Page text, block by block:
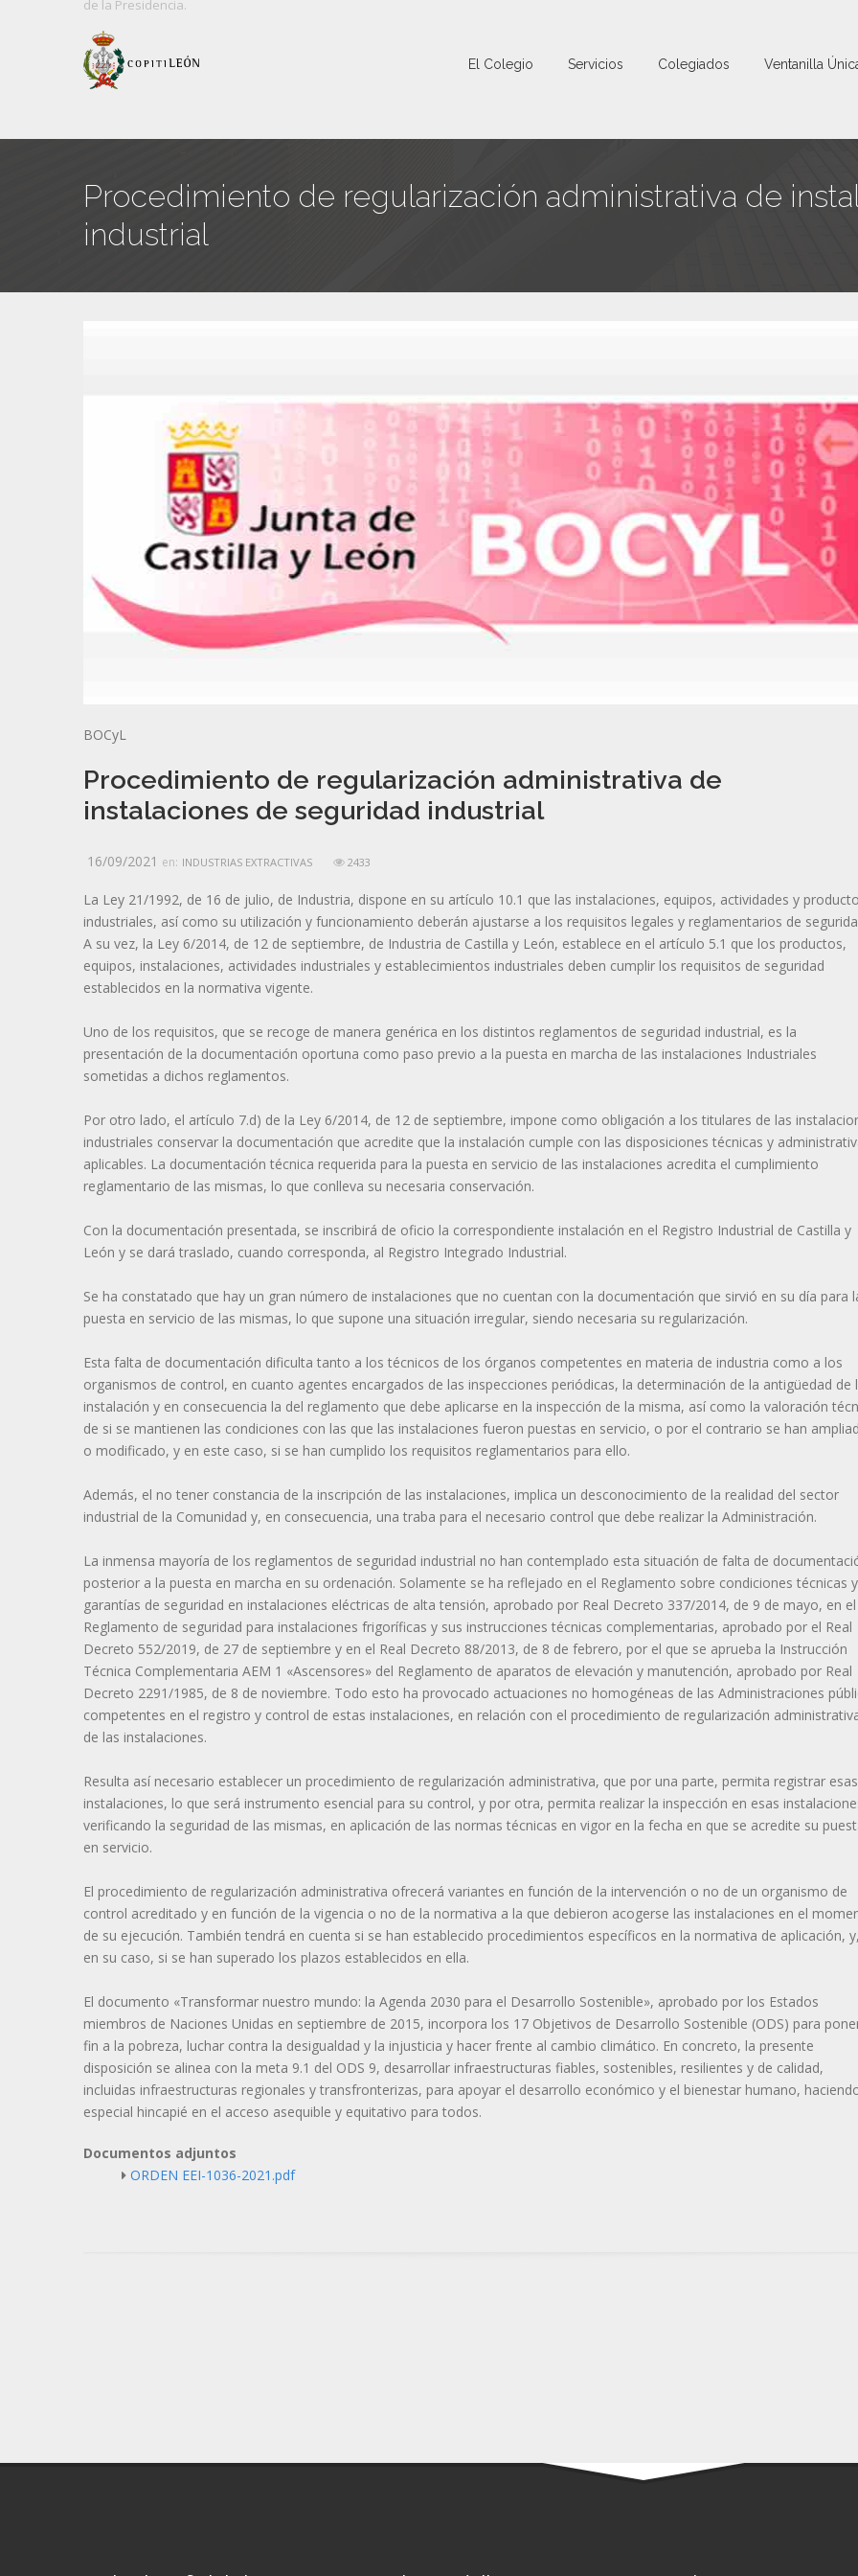
de la Presidencia.
El Colegio Servicios Colegiados Ventanilla
Procedimiento de regularización administrativa de
industrial
BOCyL
Procedimiento de regularización administrativa de
instalaciones de seguridad industrial
16/09/2021 en: INDUSTRIAS EXTRACTIVAS 2433
La Ley 21/1992, de 16 de julio, de Industria, dispone en su artículo 10.1 que las instalaciones, equipos, actividades y
industriales, así como su utilización y funcionamiento deberán ajustarse a los requisitos legales y reglamentarios de
A su vez, la Ley 6/2014, de 12 de septiembre, de Industria de Castilla y León, establece en el artículo 5.1 que los productos,
equipos, instalaciones, actividades industriales y establecimientos industriales deben cumplir los requisitos de seguridad
establecidos en la normativa vigente.
Uno de los requisitos, que se recoge de manera genérica en los distintos reglamentos de seguridad industrial, es la
presentación de la documentación oportuna como paso previo a la puesta en marcha de las instalaciones Industriales
sometidas a dichos reglamentos.
Por otro lado, el artículo 7.d) de la Ley 6/2014, de 12 de septiembre, impone como obligación a los titulares de las
industriales conservar la documentación que acredite que la instalación cumple con las disposiciones técnicas y
aplicables. La documentación técnica requerida para la puesta en servicio de las instalaciones acredita el cumplimiento
reglamentario de las mismas, lo que conlleva su necesaria conservación.
Con la documentación presentada, se inscribirá de oficio la correspondiente instalación en el Registro Industrial de Castilla y
León y se dará traslado, cuando corresponda, al Registro Integrado Industrial.
Se ha constatado que hay un gran número de instalaciones que no cuentan con la documentación que sirvió en su día para
puesta en servicio de las mismas, lo que supone una situación irregular, siendo necesaria su regularización.
Esta falta de documentación dificulta tanto a los técnicos de los órganos competentes en materia de industria como a los
organismos de control, en cuanto agentes encargados de las inspecciones periódicas, la determinación de la antigüedad de
instalación y en consecuencia la del reglamento que debe aplicarse en la inspección de la misma, así como la valoración
de si se mantienen las condiciones con las que las instalaciones fueron puestas en servicio, o por el contrario se han
o modificado, y en este caso, si se han cumplido los requisitos reglamentarios para ello.
Además, el no tener constancia de la inscripción de las instalaciones, implica un desconocimiento de la realidad del sector
industrial de la Comunidad y, en consecuencia, una traba para el necesario control que debe realizar la Administración.
La inmensa mayoría de los reglamentos de seguridad industrial no han contemplado esta situación de falta de
posterior a la puesta en marcha en su ordenación. Solamente se ha reflejado en el Reglamento sobre condiciones técnicas y
garantías de seguridad en instalaciones eléctricas de alta tensión, aprobado por Real Decreto 337/2014, de 9 de mayo, en el
Reglamento de seguridad para instalaciones frigoríficas y sus instrucciones técnicas complementarias, aprobado por el Real
Decreto 552/2019, de 27 de septiembre y en el Real Decreto 88/2013, de 8 de febrero, por el que se aprueba la Instrucción
Técnica Complementaria AEM 1 «Ascensores» del Reglamento de aparatos de elevación y manutención, aprobado por Real
Decreto 2291/1985, de 8 de noviembre. Todo esto ha provocado actuaciones no homogéneas de las Administraciones
competentes en el registro y control de estas instalaciones, en relación con el procedimiento de regularización
de las instalaciones.
Resulta así necesario establecer un procedimiento de regularización administrativa, que por una parte, permita registrar esas
instalaciones, lo que será instrumento esencial para su control, y por otra, permita realizar la inspección en esas
verificando la seguridad de las mismas, en aplicación de las normas técnicas en vigor en la fecha en que se acredite su
en servicio.
El procedimiento de regularización administrativa ofrecerá variantes en función de la intervención o no de un organismo de
control acreditado y en función de la vigencia o no de la normativa a la que debieron acogerse las instalaciones en el
de su ejecución. También tendrá en cuenta si se han establecido procedimientos específicos en la normativa de aplicación, y,
en su caso, si se han superado los plazos establecidos en ella.
El documento «Transformar nuestro mundo: la Agenda 2030 para el Desarrollo Sostenible», aprobado por los Estados
miembros de Naciones Unidas en septiembre de 2015, incorpora los 17 Objetivos de Desarrollo Sostenible (ODS) para
fin a la pobreza, luchar contra la desigualdad y la injusticia y hacer frente al cambio climático. En concreto, la presente
disposición se alinea con la meta 9.1 del ODS 9, desarrollar infraestructuras fiables, sostenibles, resilientes y de calidad,
incluidas infraestructuras regionales y transfronterizas, para apoyar el desarrollo económico y el bienestar humano,
especial hincapié en el acceso asequible y equitativo para todos.
Documentos adjuntos
ORDEN EEI-1036-2021.pdf